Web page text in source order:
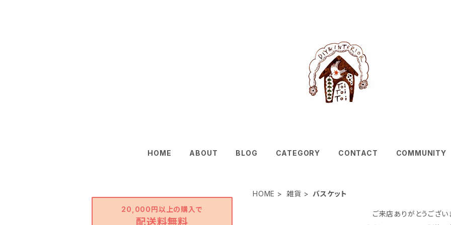
HOME ABOUT BLOG CATEGORY CONTACT COMMUNITY
HOME 雑貨 バスケット
ご来店ありがとうござい
20,000円以上の購入で
配送料無料